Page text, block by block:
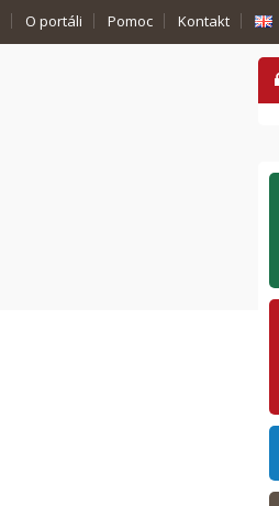
O portáli Pomoc Kontakt